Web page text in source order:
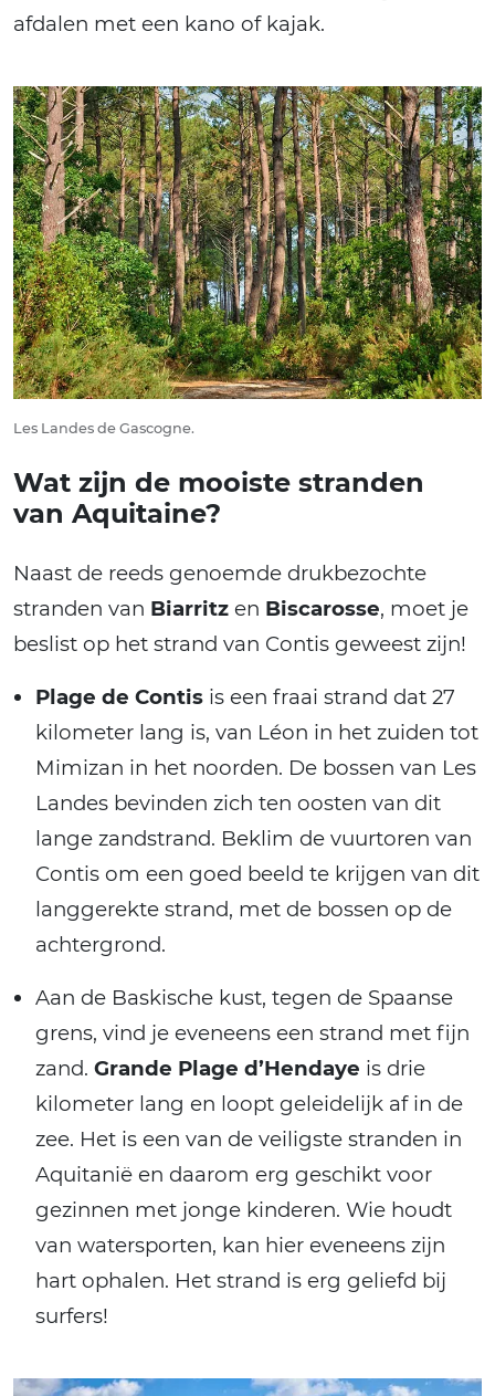
afdalen met een kano of kajak.
Les Landes de Gascogne.
Wat zijn de mooiste stranden
van Aquitaine?
Naast de reeds genoemde drukbezochte
stranden van Biarritz en Biscarosse, moet je
beslist op het strand van Contis geweest zijn!
Plage de Contis is een fraai strand dat 27
kilometer lang is, van Léon in het zuiden tot
Mimizan in het noorden. De bossen van Les
Landes bevinden zich ten oosten van dit
lange zandstrand. Beklim de vuurtoren van
Contis om een goed beeld te krijgen van dit
langgerekte strand, met de bossen op de
achtergrond.
Aan de Baskische kust, tegen de Spaanse
grens, vind je eveneens een strand met fijn
zand. Grande Plage d’Hendaye is drie
kilometer lang en loopt geleidelijk af in de
zee. Het is een van de veiligste stranden in
Aquitanië en daarom erg geschikt voor
gezinnen met jonge kinderen. Wie houdt
van watersporten, kan hier eveneens zijn
hart ophalen. Het strand is erg geliefd bij
surfers!